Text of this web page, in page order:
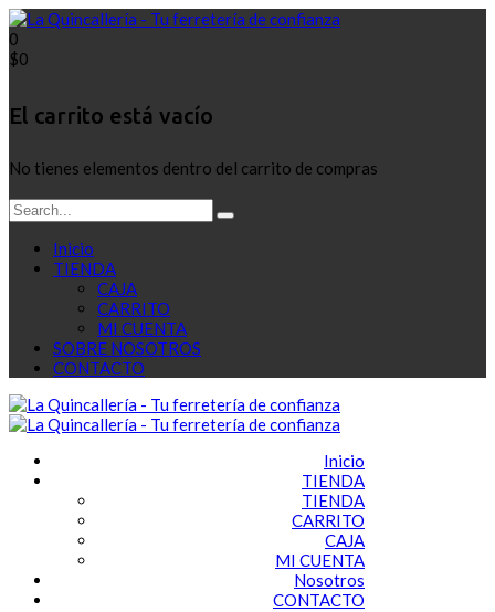
0
$0
El carrito está vacío
No tienes elementos dentro del carrito de compras
Inicio
TIENDA
CAJA
CARRITO
MI CUENTA
SOBRE NOSOTROS
CONTACTO
Inicio
TIENDA
TIENDA
CARRITO
CAJA
MI CUENTA
Nosotros
CONTACTO